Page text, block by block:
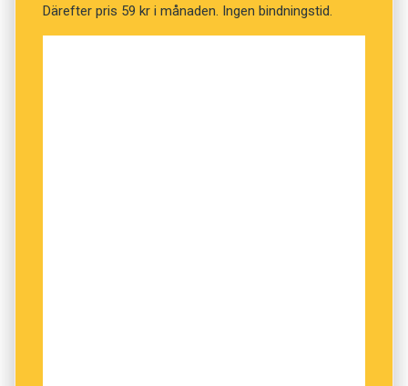
Därefter pris 59 kr i månaden. Ingen bindningstid.